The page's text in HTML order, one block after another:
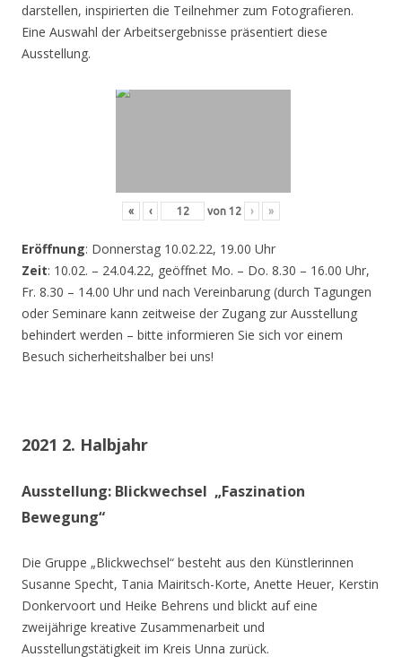
darstellen, inspirierten die Teilnehmer zum Fotografieren.
Eine Auswahl der Arbeitsergebnisse präsentiert diese
Ausstellung.
« ‹ von 12 › »
Eröffnung: Donnerstag 10.02.22, 19.00 Uhr
Zeit: 10.02. – 24.04.22, geöffnet Mo. – Do. 8.30 – 16.00 Uhr,
Fr. 8.30 – 14.00 Uhr und nach Vereinbarung (durch Tagungen
oder Seminare kann zeitweise der Zugang zur Ausstellung
behindert werden – bitte informieren Sie sich vor einem
Besuch sicherheitshalber bei uns!
2021 2. Halbjahr
Ausstellung: Blickwechsel „Faszination
Bewegung“
Die Gruppe „Blickwechsel“ besteht aus den Künstlerinnen
Susanne Specht, Tania Mairitsch-Korte, Anette Heuer, Kerstin
Donkervoort und Heike Behrens und blickt auf eine
zweijährige kreative Zusammenarbeit und
Ausstellungstätigkeit im Kreis Unna zurück.